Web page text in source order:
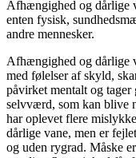
Afhængighed og dårlige
enten fysisk,
andre mennesker.
Afhængighed og dårlige
med følelser af skyld,
påvirket mentalt og tager
selvværd, som kan blive
har oplevet flere
dårlige vane, men er
og uden rygrad. Måske